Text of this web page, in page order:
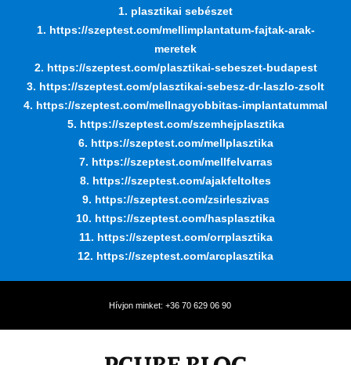
1. plasztikai sebészet
1. https://szeptest.com/mellimplantatum-fajtak-arak-
meretek
2. https://szeptest.com/plasztikai-sebeszet-budapest
3. https://szeptest.com/plasztikai-sebesz-dr-laszlo-zsolt
4. https://szeptest.com/mellnagyobbitas-implantatummal
5. https://szeptest.com/szemhejplasztika
6. https://szeptest.com/mellplasztika
7. https://szeptest.com/mellfelvarras
8. https://szeptest.com/ajakfeltoltes
9. https://szeptest.com/zsirleszivas
10. https://szeptest.com/hasplasztika
11. https://szeptest.com/orrplasztika
12. https://szeptest.com/arcplasztika
Hívjon minket: +36 70 629 06 90